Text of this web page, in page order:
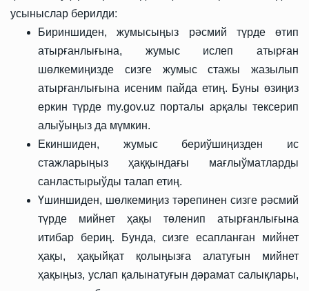
усыныслар берилди:
Бириншиден, жумысыңыз рәсмий түрде өтип
атырғанлығына, жумыс ислеп атырған
шөлкемиңизде сизге жумыс стажы жазылып
атырғанлығына исеним пайда етиң. Буны өзиңиз
еркин түрде my.gov.uz порталы арқалы тексерип
алыўыңыз да мүмкин.
Екиншиден, жумыс бериўшиңизден ис
стажларыңыз ҳаққындағы мағлыўматларды
санластырыўды талап етиң.
Үшиншиден, шөлкемиңиз тәрепинен сизге рәсмий
түрде мийнет ҳақы төленип атырғанлығына
итибар бериң. Бунда, сизге есапланған мийнет
ҳақы, ҳақыйқат қолыңызға алатуғын мийнет
ҳақыңыз, услап қалынатуғын дәрамат салықлары,